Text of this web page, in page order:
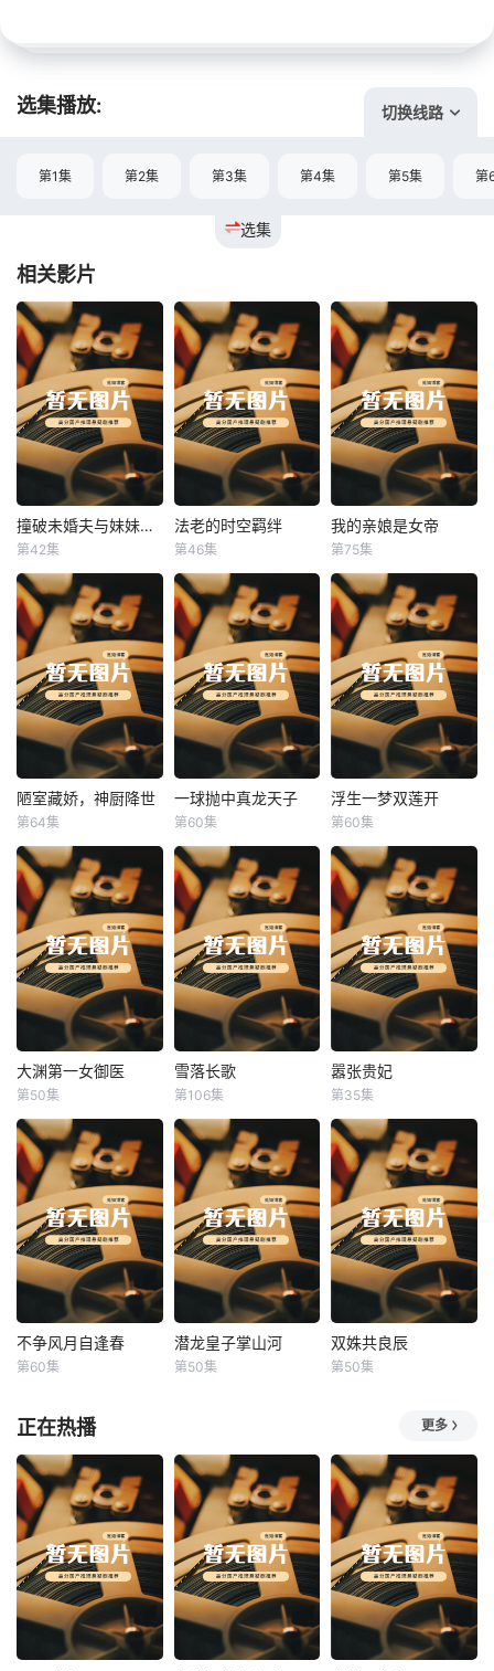
选集播放: 切换线路
选集
第1集 第2集 第3集 第4集 第5集 第
相关影片
撞破未婚夫与妹妹打野战 撞破未婚夫与妹妹打野战
第42集
法老的时空羁绊
法老的时空羁绊
第46集
我的亲娘是女帝
我的亲娘是女帝
第75集
陋室藏娇，神厨降世
陋室藏娇，神厨降世
第64集
一球抛中真龙天子
一球抛中真龙天子
第60集
浮生一梦双莲开
浮生一梦双莲开
第60集
大渊第一女御医
大渊第一女御医
第50集
雪落长歌
雪落长歌
第106集
嚣张贵妃
嚣张贵妃
第35集
不争风月自逢春
不争风月自逢春
第60集
潜龙皇子掌山河
潜龙皇子掌山河
第50集
双姝共良辰
双姝共良辰
第50集
正在热播 更多